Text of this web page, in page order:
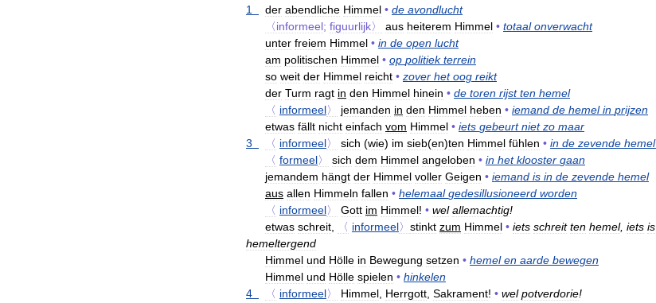
1
der abendliche Himmel • de avondlucht
〈informeel; figuurlijk〉 aus heiterem Himmel • totaal onverwacht
unter freiem Himmel • in de open lucht
am politischen Himmel • op politiek terrein
so weit der Himmel reicht • zover het oog reikt
der Turm ragt in den Himmel hinein • de toren rijst ten hemel
〈 informeel〉 jemanden in den Himmel heben • iemand de hemel in prijzen
etwas fällt nicht einfach vom Himmel • iets gebeurt niet zo maar
3
〈 informeel〉 sich (wie) im sieb(en)ten Himmel fühlen • in de zevende hemel
〈 formeel〉 sich dem Himmel angeloben • in het klooster gaan
jemandem hängt der Himmel voller Geigen • iemand is in de zevende hemel
aus allen Himmeln fallen • helemaal gedesillusioneerd worden
〈 informeel〉 Gott im Himmel! • wel allemachtig!
etwas schreit 〈 informeel〉 stinkt zum Himmel • iets schreit ten hemel, iets is
hemeltergend
Himmel und Hölle in Bewegung setzen • hemel en aarde bewegen
Himmel und Hölle spielen • hinkelen
4
〈 informeel〉 Himmel Herrgott Sakrament! • wel potverdorie!